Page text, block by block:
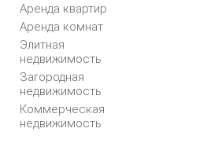
Аренда квартир
Аренда комнат
Элитная
недвижимость
Загородная
недвижимость
Коммерческая
недвижимость